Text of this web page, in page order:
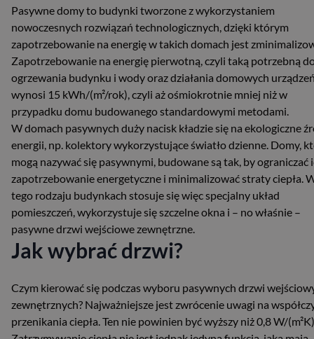
Pasywne domy to budynki tworzone z wykorzystaniem
nowoczesnych rozwiązań technologicznych, dzięki którym
zapotrzebowanie na energię w takich domach jest
Zapotrzebowanie na energię pierwotną, czyli taką potrzebną
ogrzewania budynku i wody oraz działania domowych
wynosi 15 kWh/(m²/rok), czyli aż ośmiokrotnie mniej niż w
przypadku domu budowanego standardowymi metodami.
W domach pasywnych duży nacisk kładzie się na ekologiczne
energii, np. kolektory wykorzystujące światło dzienne. Domy,
mogą nazywać się pasywnymi, budowane są tak, by ograniczać
zapotrzebowanie energetyczne i minimalizować straty ciepła.
tego rodzaju budynkach stosuje się więc specjalny układ
pomieszczeń, wykorzystuje się szczelne okna i – no właśnie –
pasywne drzwi wejściowe zewnętrzne.
Jak wybrać drzwi?
Czym kierować się podczas wyboru pasywnych drzwi
zewnętrznych? Najważniejsze jest zwrócenie uwagi na
przenikania ciepła. Ten nie powinien być wyższy niż 0,8 W/